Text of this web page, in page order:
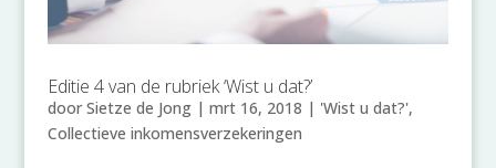
Editie 4 van de rubriek ‘Wist u dat?’
door Sietze de Jong| mrt 16, 2018 | 'Wist u dat?',
Collectieve inkomensverzekeringen